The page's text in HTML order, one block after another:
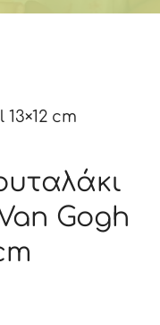
cm
Gogh